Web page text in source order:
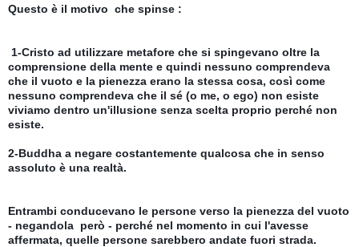
Questo è il motivo  che spinse :
comprensione della mente e quindi nessuno comprendeva
che il vuoto e la pienezza erano la stessa cosa, così come
nessuno comprendeva che il sé (o me, o ego) non esiste
viviamo dentro un'illusione senza scelta proprio perché non
esiste.
2-Buddha a negare costantemente qualcosa che in senso
assoluto è una realtà.
Entrambi conducevano le persone verso la pienezza del vuoto
- negandola  però - perché nel momento in cui l'avesse
affermata, quelle persone sarebbero andate fuori strada.